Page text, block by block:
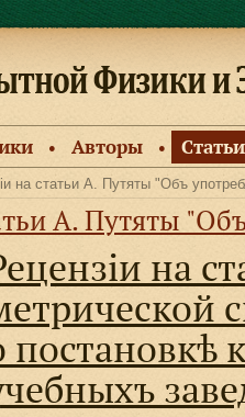
● Авторы ● Статьи
статьи А. Путяты "Объ употребленiи
метрической системы въ
на
постановкѣ